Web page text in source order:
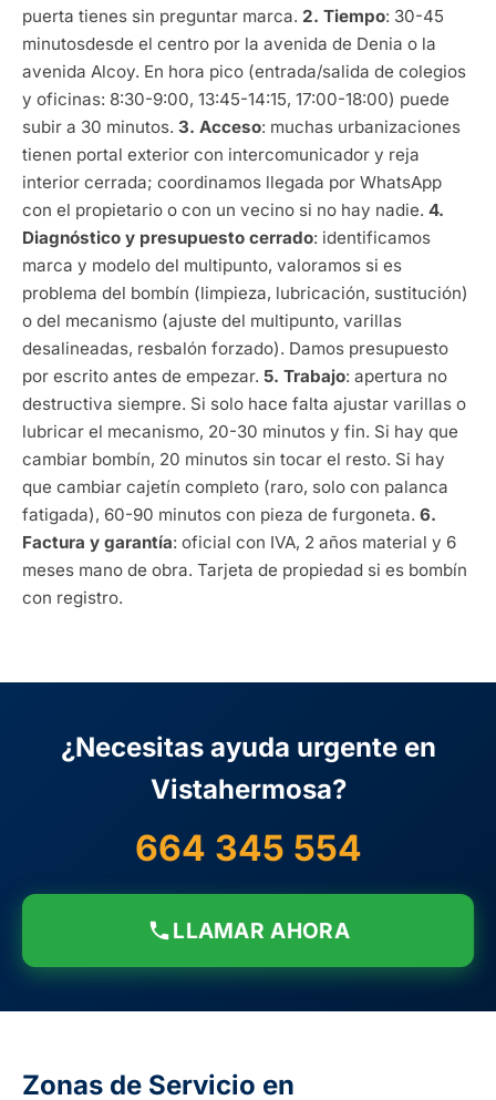
puerta tienes sin preguntar marca. 2. Tiempo: 30-45
minutosdesde el centro por la avenida de Denia o la
avenida Alcoy. En hora pico (entrada/salida de colegios
y oficinas: 8:30-9:00, 13:45-14:15, 17:00-18:00) puede
subir a 30 minutos. 3. Acceso: muchas urbanizaciones
tienen portal exterior con intercomunicador y reja
interior cerrada; coordinamos llegada por WhatsApp
con el propietario o con un vecino si no hay nadie. 4.
Diagnóstico y presupuesto cerrado: identificamos
marca y modelo del multipunto, valoramos si es
problema del bombín (limpieza, lubricación, sustitución)
o del mecanismo (ajuste del multipunto, varillas
desalineadas, resbalón forzado). Damos presupuesto
por escrito antes de empezar. 5. Trabajo: apertura no
destructiva siempre. Si solo hace falta ajustar varillas o
lubricar el mecanismo, 20-30 minutos y fin. Si hay que
cambiar bombín, 20 minutos sin tocar el resto. Si hay
que cambiar cajetín completo (raro, solo con palanca
fatigada), 60-90 minutos con pieza de furgoneta. 6.
Factura y garantía: oficial con IVA, 2 años material y 6
meses mano de obra. Tarjeta de propiedad si es bombín
con registro.
¿Necesitas ayuda urgente en
Vistahermosa?
664 345 554
LLAMAR AHORA
Zonas de Servicio en